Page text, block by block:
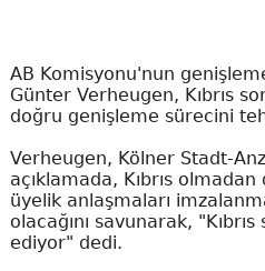
AB Komisyonu'nun
Günter Verheugen, Kıbrıs
doğru genişleme sürecini
Verheugen, Kölner Stadt-
açıklamada, Kıbrıs
üyelik anlaşmaları
olacağını savunarak,
ediyor" dedi.